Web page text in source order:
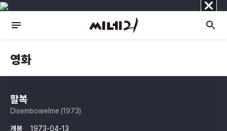
닫
기
영화
할복
Disembowelme (1973)
개봉
1973-04-13